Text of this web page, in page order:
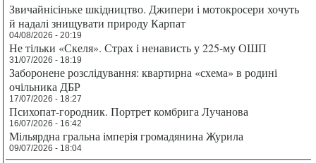
Звичайнісіньке шкідництво. Джипери і мотокросери хочуть
й надалі знищувати природу Карпат
04/08/2026 - 20:19
Не тільки «Скеля». Страх і ненависть у 225-му ОШП
31/07/2026 - 18:19
Заборонене розслідування: квартирна «схема» в родині
очільника ДБР
17/07/2026 - 18:27
Психопат-городник. Портрет комбрига Лучанова
16/07/2026 - 16:42
Мільярдна гральна імперія громадянина Журила
09/07/2026 - 18:04